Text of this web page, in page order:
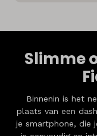
Slimme
Binnenin is het
plaats van een
je smartphone, die